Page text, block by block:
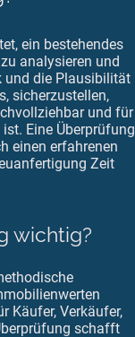
ein bestehendes
analysieren und
und die Plausibilität
sicherzustellen,
und für
Eine Überprüfung
einen erfahrenen
Zeit
wichtig?
Käufer, Verkäufer,
schafft